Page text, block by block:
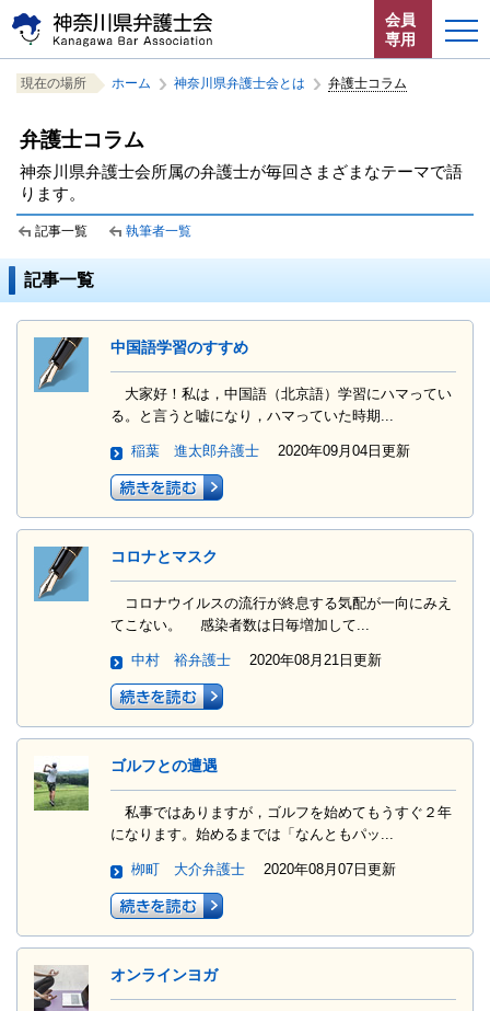
ー
ジ
の
す。
文
へ
ジ
る。
会員
専用
こ
こ
メ
ニ
サ
イ
を
読
ホーム
お知らせ
神奈川県弁護士会とは
法律相談する
よくある質問
閉じる
イ
ト
内
ー
こ
現在の場所 ホーム 神奈川県弁護士会とは 弁護士コラム
弁護士コラム
神奈川県弁護士会所属の弁護士が毎回さまざまなテーマで語
ります。
記事一覧 執筆者一覧
記事一覧
中国語学習のすすめ
大家好！私は，中国語（北京語）学習にハマってい
る。と言うと嘘になり，ハマっていた時期...
稲葉 進太郎弁護士 2020年09月04日更新
コロナとマスク
コロナウイルスの流行が終息する気配が一向にみえ
てこない。 感染者数は日毎増加して...
中村 裕弁護士 2020年08月21日更新
ゴルフとの遭遇
私事ではありますが，ゴルフを始めてもうすぐ２年
になります。始めるまでは「なんともパッ...
栁町 大介弁護士 2020年08月07日更新
オンラインヨガ